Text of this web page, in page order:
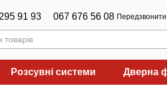
91 93 067 676 56 08
Розсувні системи Дверна